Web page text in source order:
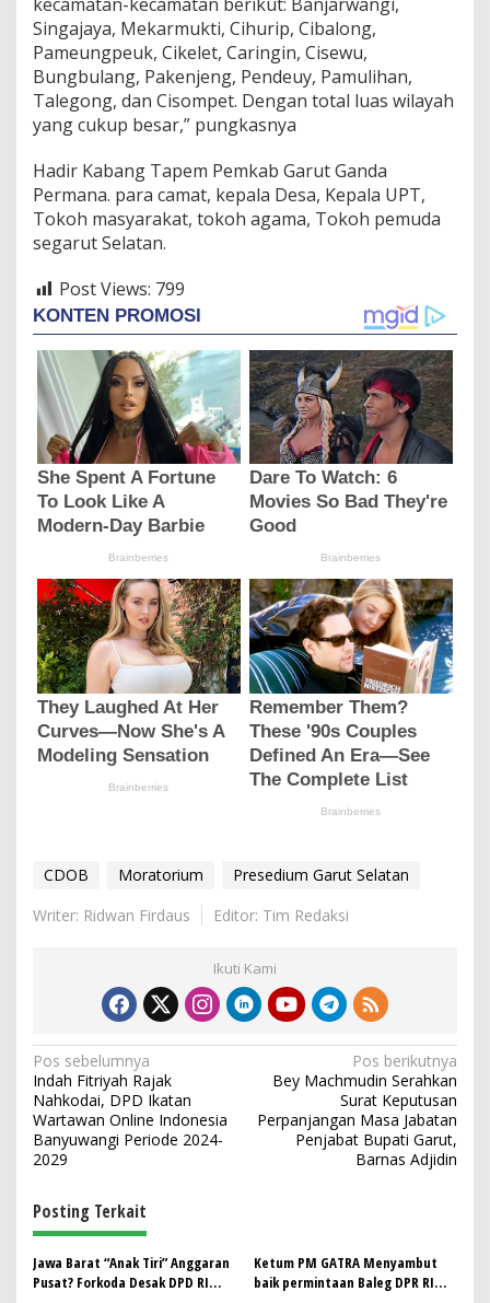
Singajaya, Mekarmukti, Cihurip, Cibalong,
Pameungpeuk, Cikelet, Caringin, Cisewu,
Bungbulang, Pakenjeng, Pendeuy, Pamulihan,
Talegong, dan Cisompet. Dengan total luas wilayah
yang cukup besar,” pungkasnya
Hadir Kabang Tapem Pemkab Garut Ganda
Permana. para camat, kepala Desa, Kepala UPT,
Tokoh masyarakat, tokoh agama, Tokoh pemuda
segarut Selatan.
Post Views: 799
CDOB Moratorium
Presedium Garut Selatan
Writer: Ridwan Firdaus
Editor: Tim Redaksi
Ikuti Kami
N
a
v
i
a
s
i
Pos sebelumnya
Indah Fitriyah Rajak
Nahkodai, DPD Ikatan
Wartawan Online Indonesia
Banyuwangi Periode 2024-
2029
Pos berikutnya
Bey Machmudin Serahkan
Surat Keputusan
Perpanjangan Masa Jabatan
Penjabat Bupati Garut,
Barnas Adjidin
Posting Terkait
Jawa Barat “Anak Tiri” Anggaran
Pusat? Forkoda Desak DPD RI
Ketum PM GATRA Menyambut
baik permintaan Baleg DPR RI